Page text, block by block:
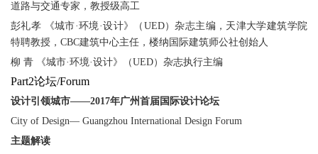
道路与交通专家，教授级高工
彭礼孝 《城市·环境·设计》（UED）杂志主编，天津大学建筑学院
特聘教授，CBC建筑中心主任，楼纳国际建筑师公社创始人
柳 青 《城市·环境·设计》（UED）杂志执行主编
Part2论坛/Forum
设计引领城市——2017年广州首届国际设计论坛
City of Design— Guangzhou International Design Forum
主题解读